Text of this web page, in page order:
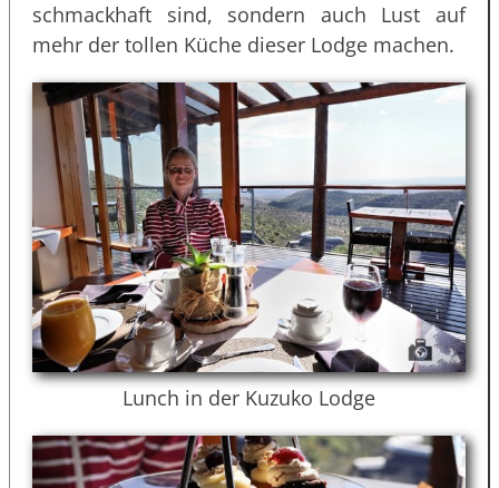
schmackhaft sind, sondern auch Lust auf
mehr der tollen Küche dieser Lodge machen.
Lunch in der Kuzuko Lodge